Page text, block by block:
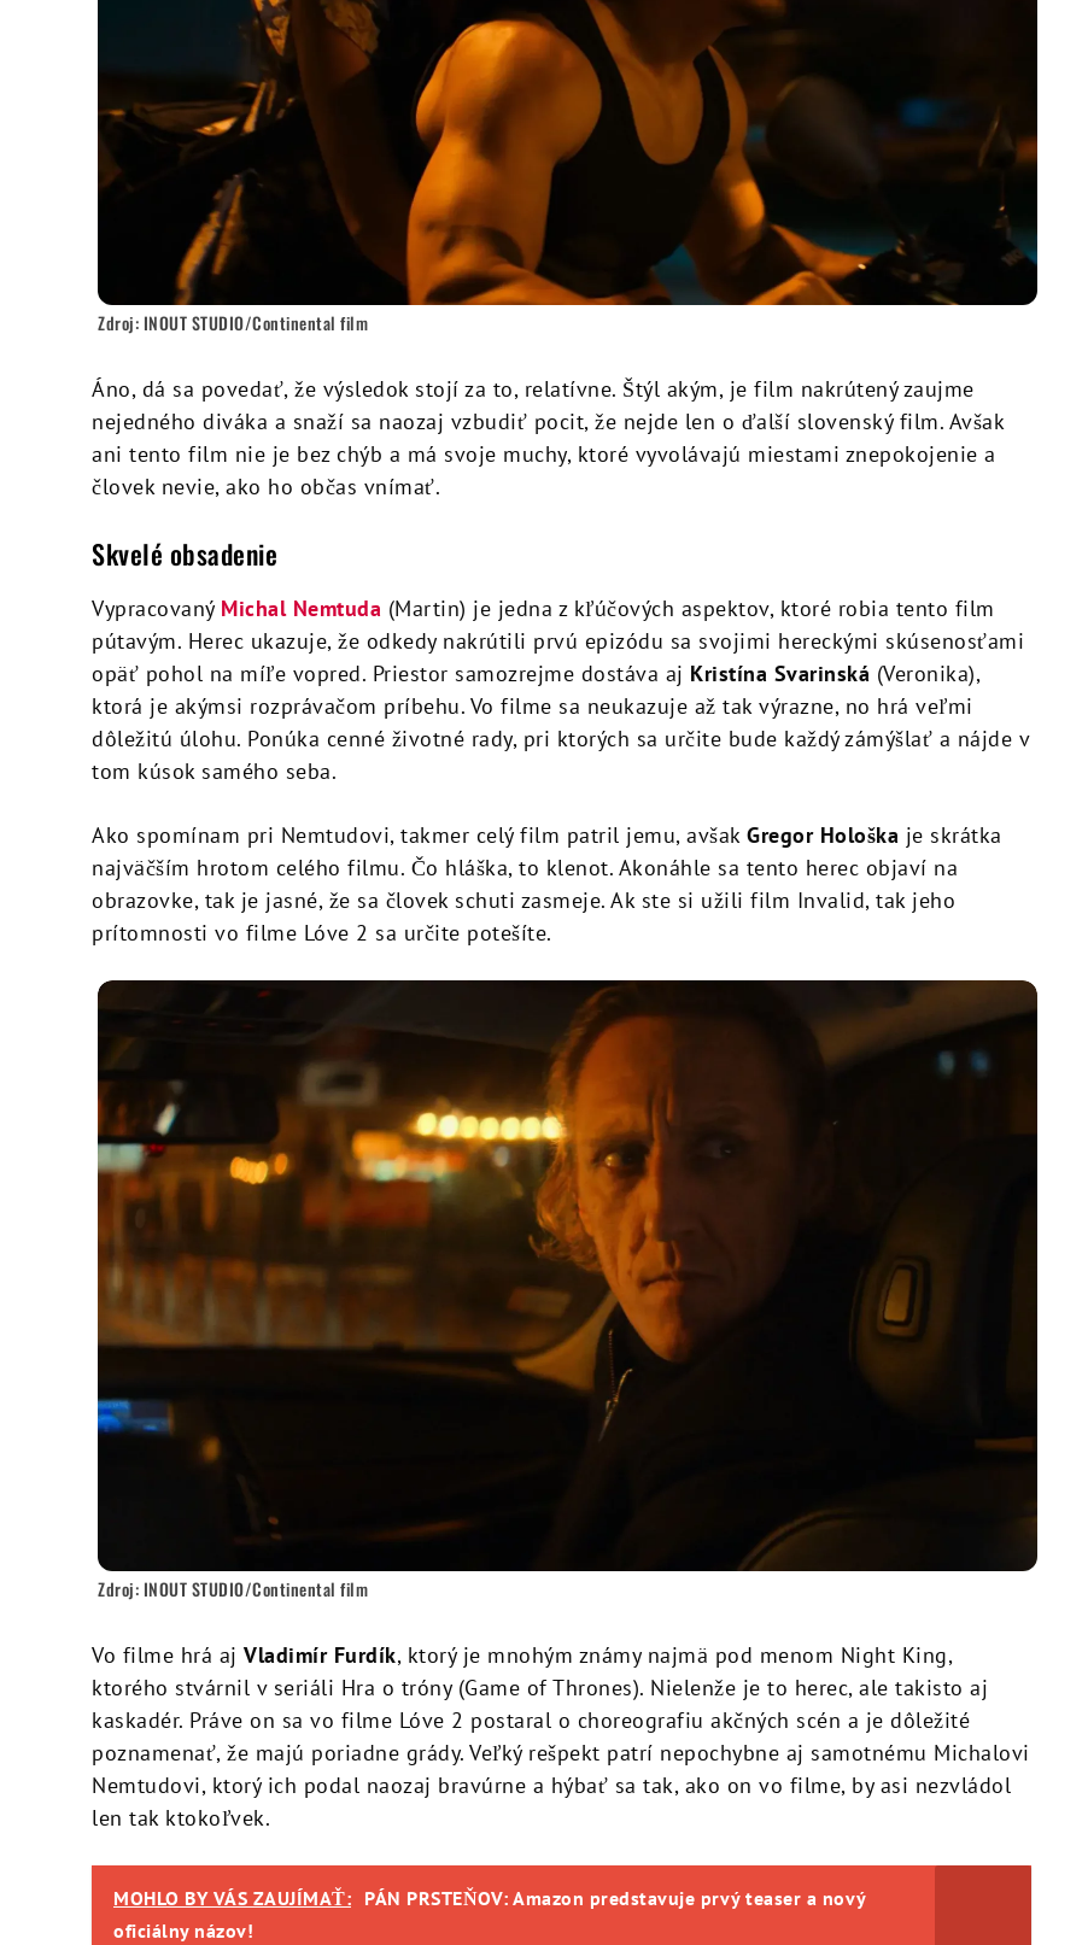
Zdroj: INOUT STUDIO/Continental film
Áno, dá sa povedať, že výsledok stojí za to, relatívne. Štýl akým, je film nakrútený zaujme
nejedného diváka a snaží sa naozaj vzbudiť pocit, že nejde len o ďalší slovenský film. Avšak
ani tento film nie je bez chýb a má svoje muchy, ktoré vyvolávajú miestami znepokojenie a
človek nevie, ako ho občas vnímať.
Skvelé obsadenie
Vypracovaný Michal Nemtuda (Martin) je jedna z kľúčových aspektov, ktoré robia tento film
pútavým. Herec ukazuje, že odkedy nakrútili prvú epizódu sa svojimi hereckými skúsenosťami
opäť pohol na míľe vopred. Priestor samozrejme dostáva aj Kristína Svarinská (Veronika),
ktorá je akýmsi rozprávačom príbehu. Vo filme sa neukazuje až tak výrazne, no hrá veľmi
dôležitú úlohu. Ponúka cenné životné rady, pri ktorých sa určite bude každý zámýšlať a nájde v
tom kúsok samého seba.
Ako spomínam pri Nemtudovi, takmer celý film patril jemu, avšak Gregor Hološka je skrátka
najväčším hrotom celého filmu. Čo hláška, to klenot. Akonáhle sa tento herec objaví na
obrazovke, tak je jasné, že sa človek schuti zasmeje. Ak ste si užili film Invalid, tak jeho
prítomnosti vo filme Lóve 2 sa určite potešíte.
Zdroj: INOUT STUDIO/Continental film
Vo filme hrá aj Vladimír Furdík, ktorý je mnohým známy najmä pod menom Night King,
ktorého stvárnil v seriáli Hra o tróny (Game of Thrones). Nielenže je to herec, ale takisto aj
kaskadér. Práve on sa vo filme Lóve 2 postaral o choreografiu akčných scén a je dôležité
poznamenať, že majú poriadne grády. Veľký rešpekt patrí nepochybne aj samotnému Michalovi
Nemtudovi, ktorý ich podal naozaj bravúrne a hýbať sa tak, ako on vo filme, by asi nezvládol
len tak ktokoľvek.
MOHLO BY VÁS ZAUJÍMAŤ: PÁN PRSTEŇOV: Amazon predstavuje prvý teaser a nový
oficiálny názov!